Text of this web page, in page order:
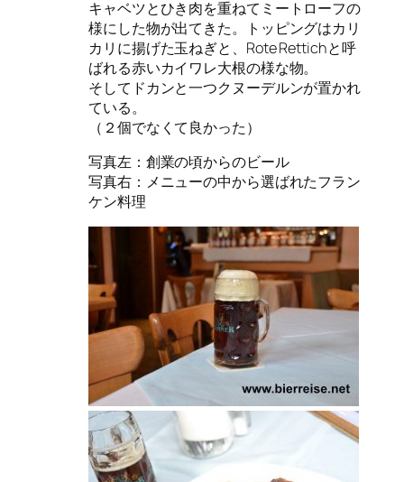
キャベツとひき肉を重ねてミートローフの
様にした物が出てきた。トッピングはカリ
カリに揚げた玉ねぎと、Rote Rettichと呼
ばれる赤いカイワレ大根の様な物。
そしてドカンと一つクヌーデルンが置かれ
ている。
（２個でなくて良かった）
写真左：創業の頃からのビール
写真右：メニューの中から選ばれたフラン
ケン料理